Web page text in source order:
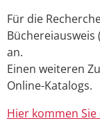
Für die
an.
Einen weiteren
Online-Katalogs.
Hier kommen